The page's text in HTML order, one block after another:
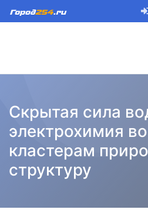
Скрытая сила
электрохимия
кластерам
структуру